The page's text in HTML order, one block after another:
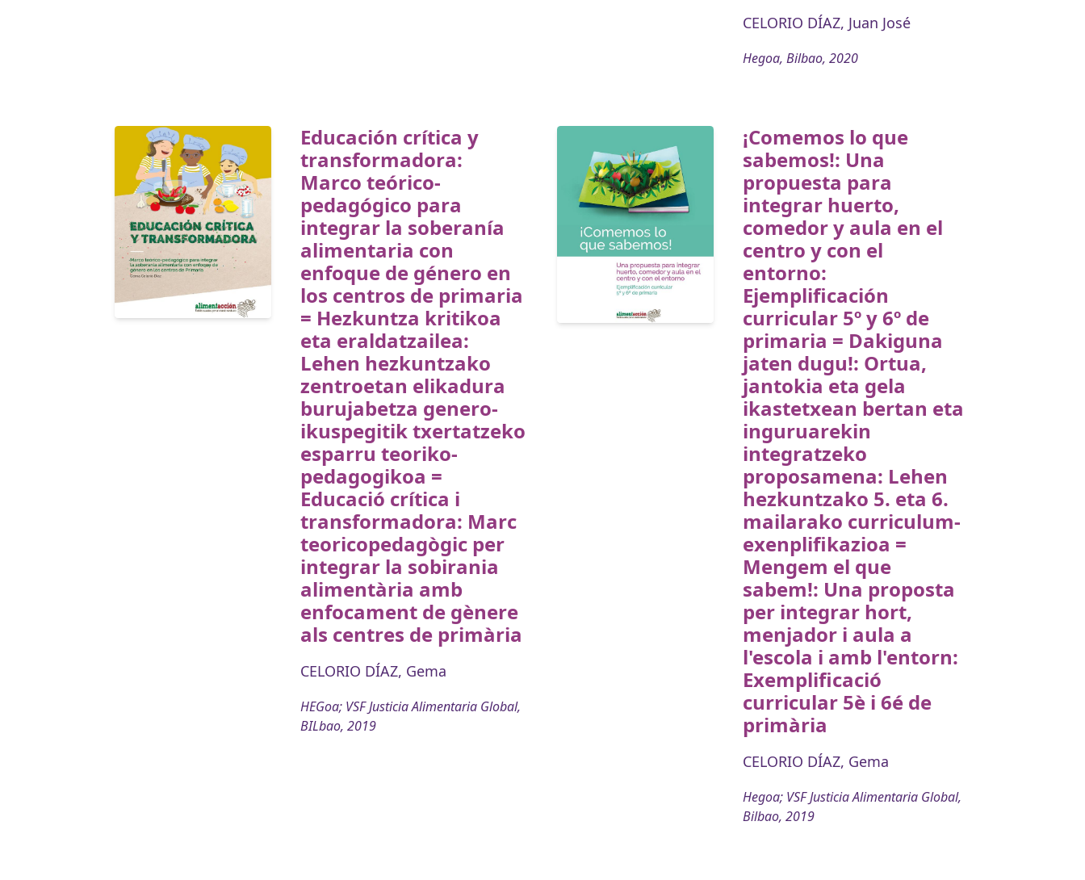
CELORIO DÍAZ, Juan José
Hegoa, Bilbao, 2020
Educación crítica y
transformadora:
Marco teórico-
pedagógico para
integrar la soberanía
alimentaria con
enfoque de género en
los centros de primaria
= Hezkuntza kritikoa
eta eraldatzailea:
Lehen hezkuntzako
zentroetan elikadura
burujabetza genero-
ikuspegitik txertatzeko
esparru teoriko-
pedagogikoa =
Educació crítica i
transformadora: Marc
teoricopedagògic per
integrar la sobirania
alimentària amb
enfocament de gènere
als centres de primària
CELORIO DÍAZ, Gema
HEGoa; VSF Justicia Alimentaria Global,
BILbao, 2019
¡Comemos lo que
sabemos!: Una
propuesta para
integrar huerto,
comedor y aula en el
centro y con el
entorno:
Ejemplificación
curricular 5º y 6º de
primaria = Dakiguna
jaten dugu!: Ortua,
jantokia eta gela
ikastetxean bertan eta
inguruarekin
integratzeko
proposamena: Lehen
hezkuntzako 5. eta 6.
mailarako curriculum-
exenplifikazioa =
Mengem el que
sabem!: Una proposta
per integrar hort,
menjador i aula a
l'escola i amb l'entorn:
Exemplificació
curricular 5è i 6é de
primària
CELORIO DÍAZ, Gema
Hegoa; VSF Justicia Alimentaria Global,
Bilbao, 2019